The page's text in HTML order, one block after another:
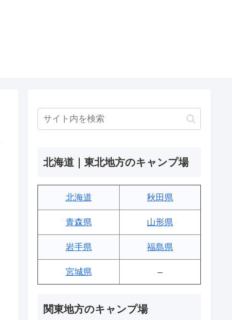
北海道｜東北地方のキャンプ場
北海道 秋田県
青森県 山形県
岩手県 福島県
宮城県 –
関東地方のキャンプ場